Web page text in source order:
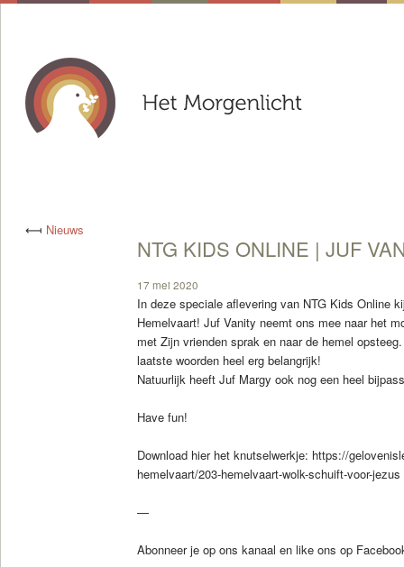
⟻ Nieuws
NTG KIDS ONLINE | JUF
17 mei 2020
In deze speciale aflevering van NTG Kids Online
Hemelvaart! Juf Vanity neemt ons mee naar het
met Zijn vrienden sprak en naar de hemel
laatste woorden heel erg belangrijk!
Natuurlijk heeft Juf Margy ook nog een heel
Have fun!
Download hier het knutselwerkje: https://
hemelvaart/203-hemelvaart-wolk-schuift-voor-jezus
—
Abonneer je op ons kanaal en like ons op